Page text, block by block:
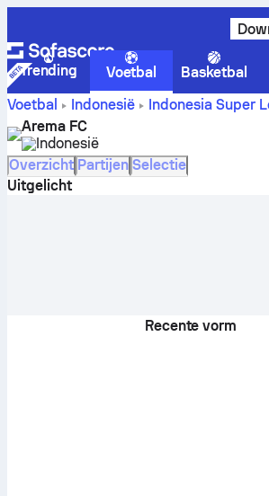
Trending Voetbal Basketbal
Voetbal
Indonesië Indonesia Super
scores, wedstrijden, standen en
Arema FC
Indonesië
Overzicht Partijen Selectie
Uitgelicht
Recente vorm